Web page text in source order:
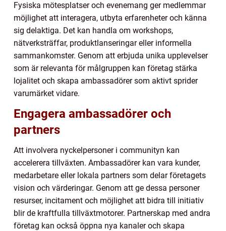
Fysiska mötesplatser och evenemang ger medlemmar
möjlighet att interagera, utbyta erfarenheter och känna
sig delaktiga. Det kan handla om workshops,
nätverksträffar, produktlanseringar eller informella
sammankomster. Genom att erbjuda unika upplevelser
som är relevanta för målgruppen kan företag stärka
lojalitet och skapa ambassadörer som aktivt sprider
varumärket vidare.
Engagera ambassadörer och
partners
Att involvera nyckelpersoner i communityn kan
accelerera tillväxten. Ambassadörer kan vara kunder,
medarbetare eller lokala partners som delar företagets
vision och värderingar. Genom att ge dessa personer
resurser, incitament och möjlighet att bidra till initiativ
blir de kraftfulla tillväxtmotorer. Partnerskap med andra
företag kan också öppna nya kanaler och skapa